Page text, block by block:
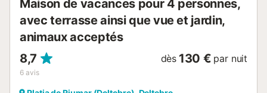
Maison de vacances pour 4 personnes,
avec terrasse ainsi que vue et jardin,
animaux acceptés
8,7
6 avis
dès 130 € par nuit